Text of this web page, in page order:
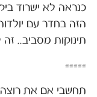
כנראה לא ישרוד
הזה בחדר עם
תינוקות מסביב..
=====
תחשבי אם את